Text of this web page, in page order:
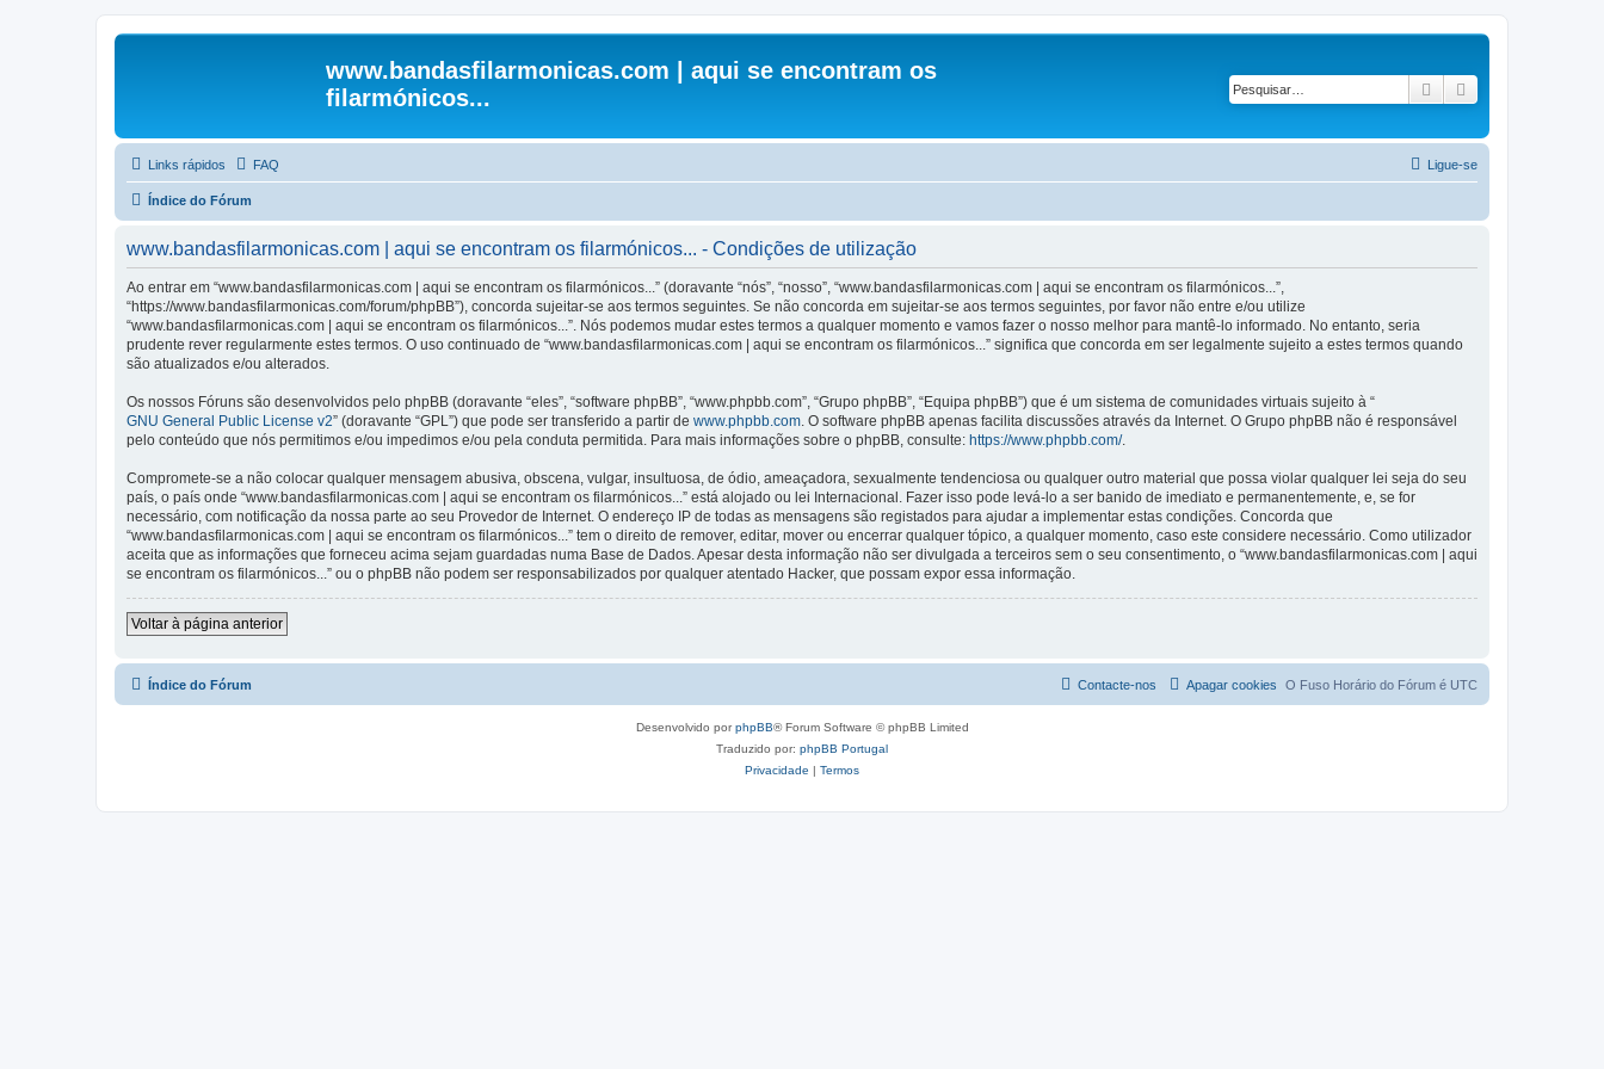
www.bandasfilarmonicas.com | aqui se encontram os
filarmónicos...
Pesquisar
Links rápidos FAQ Ligue-se
Índice do Fórum
www.bandasfilarmonicas.com | aqui se encontram os filarmónicos... - Condições de utilização
Ao entrar em “www.bandasfilarmonicas.com | aqui se encontram os filarmónicos...” (doravante “nós”, “nosso”, “www.bandasfilarmonicas.com | aqui se encontram os filarmónicos...”,
“https://www.bandasfilarmonicas.com/forum/phpBB”), concorda sujeitar-se aos termos seguintes. Se não concorda em sujeitar-se aos termos seguintes, por favor não entre e/ou utilize
“www.bandasfilarmonicas.com | aqui se encontram os filarmónicos...”. Nós podemos mudar estes termos a qualquer momento e vamos fazer o nosso melhor para mantê-lo informado. No entanto, seria
prudente rever regularmente estes termos. O uso continuado de “www.bandasfilarmonicas.com | aqui se encontram os filarmónicos...” significa que concorda em ser legalmente sujeito a estes termos quando
são atualizados e/ou alterados.
Os nossos Fóruns são desenvolvidos pelo phpBB (doravante “eles”, “software phpBB”, “www.phpbb.com”, “Grupo phpBB”, “Equipa phpBB”) que é um sistema de comunidades virtuais sujeito à “
GNU General Public License v2” (doravante “GPL”) que pode ser transferido a partir de www.phpbb.com . O software phpBB apenas facilita discussões através da Internet. O Grupo phpBB não é responsável
pelo conteúdo que nós permitimos e/ou impedimos e/ou pela conduta permitida. Para mais informações sobre o phpBB, consulte: https://www.phpbb.com/.
Compromete-se a não colocar qualquer mensagem abusiva, obscena, vulgar, insultuosa, de ódio, ameaçadora, sexualmente tendenciosa ou qualquer outro material que possa violar qualquer lei seja do seu
país, o país onde “www.bandasfilarmonicas.com | aqui se encontram os filarmónicos...” está alojado ou lei Internacional. Fazer isso pode levá-lo a ser banido de imediato e permanentemente, e, se for
necessário, com notificação da nossa parte ao seu Provedor de Internet. O endereço IP de todas as mensagens são registados para ajudar a implementar estas condições. Concorda que
“www.bandasfilarmonicas.com | aqui se encontram os filarmónicos...” tem o direito de remover, editar, mover ou encerrar qualquer tópico, a qualquer momento, caso este considere necessário. Como utilizador
aceita que as informações que forneceu acima sejam guardadas numa Base de Dados. Apesar desta informação não ser divulgada a terceiros sem o seu consentimento, o “www.bandasfilarmonicas.com | aqui
se encontram os filarmónicos...” ou o phpBB não podem ser responsabilizados por qualquer atentado Hacker, que possam expor essa informação.
Voltar à página anterior
Índice do Fórum O Fuso Horário do Fórum é UTC
Apagar cookies
Contacte-nos
Desenvolvido porphpBB® Forum Software © phpBB Limited
Traduzido por: phpBB Portugal
Privacidade | Termos